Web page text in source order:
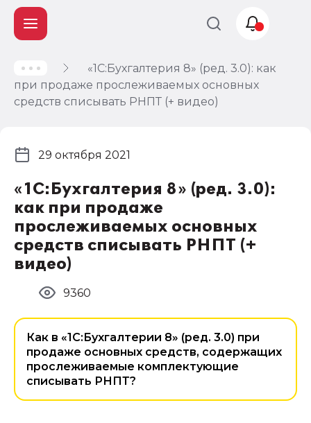
«1С:Бухгалтерия 8» (ред. 3.0): как
при продаже прослеживаемых основных
средств списывать РНПТ (+ видео)
«1С:Бухгалтерия 8» (ред. 3.0):
как при продаже
прослеживаемых основных
средств списывать РНПТ (+
видео)
29 октября 2021
9360
Как в «1С:Бухгалтерии 8» (ред. 3.0) при
продаже основных средств, содержащих
прослеживаемые комплектующие
списывать РНПТ?
Учет и
налогообложение